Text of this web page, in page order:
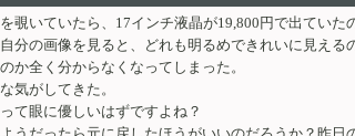
覗いていたら、17インチ液晶が19,800円で出てい
分の画像を見ると、どれも明るめできれいに見え
か全く分からなくなってしまった。
気がしてきた。
て眼に優しいはずですよね？